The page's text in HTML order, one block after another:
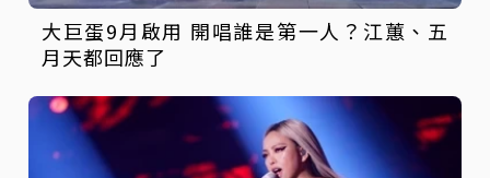
大巨蛋9月啟用 開唱誰是第一人？江蕙、五
月天都回應了